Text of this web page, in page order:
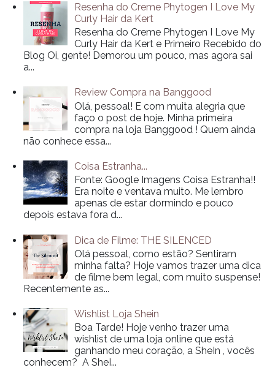
Resenha do Creme Phytogen I Love My
Curly Hair da Kert
Resenha do Creme Phytogen I Love My
Curly Hair da Kert e Primeiro Recebido do
Blog Oi, gente! Demorou um pouco, mas agora sai
a...
Review Compra na Banggood
Olá, pessoal! E com muita alegria que
faço o post de hoje. Minha primeira
compra na loja Banggood ! Quem ainda
não conhece essa...
Coisa Estranha...
Fonte: Google Imagens Coisa Estranha!!
Era noite e ventava muito. Me lembro
apenas de estar dormindo e pouco
depois estava fora d...
Dica de Filme: THE SILENCED
Olá pessoal, como estão? Sentiram
minha falta? Hoje vamos trazer uma dica
de filme bem legal, com muito suspense!
Recentemente as...
Wishlist Loja Shein
Boa Tarde! Hoje venho trazer uma
wishlist de uma loja online que está
ganhando meu coração, a SheIn , vocês
conhecem? A SheI...